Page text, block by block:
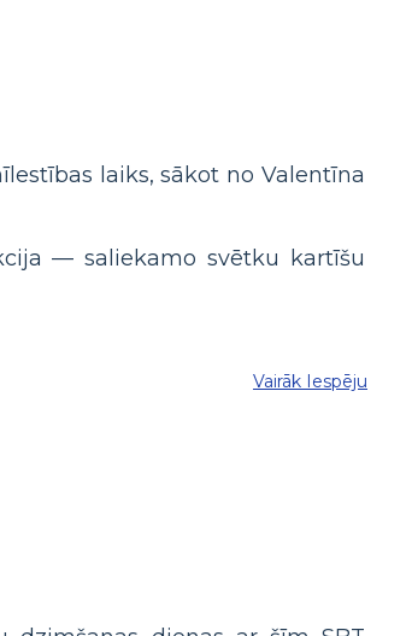
laiks, sākot no Valentīna
— saliekamo svētku kartīšu
Vairāk Iespēju